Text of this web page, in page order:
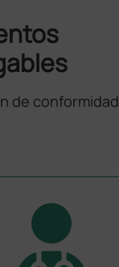
de conformidad